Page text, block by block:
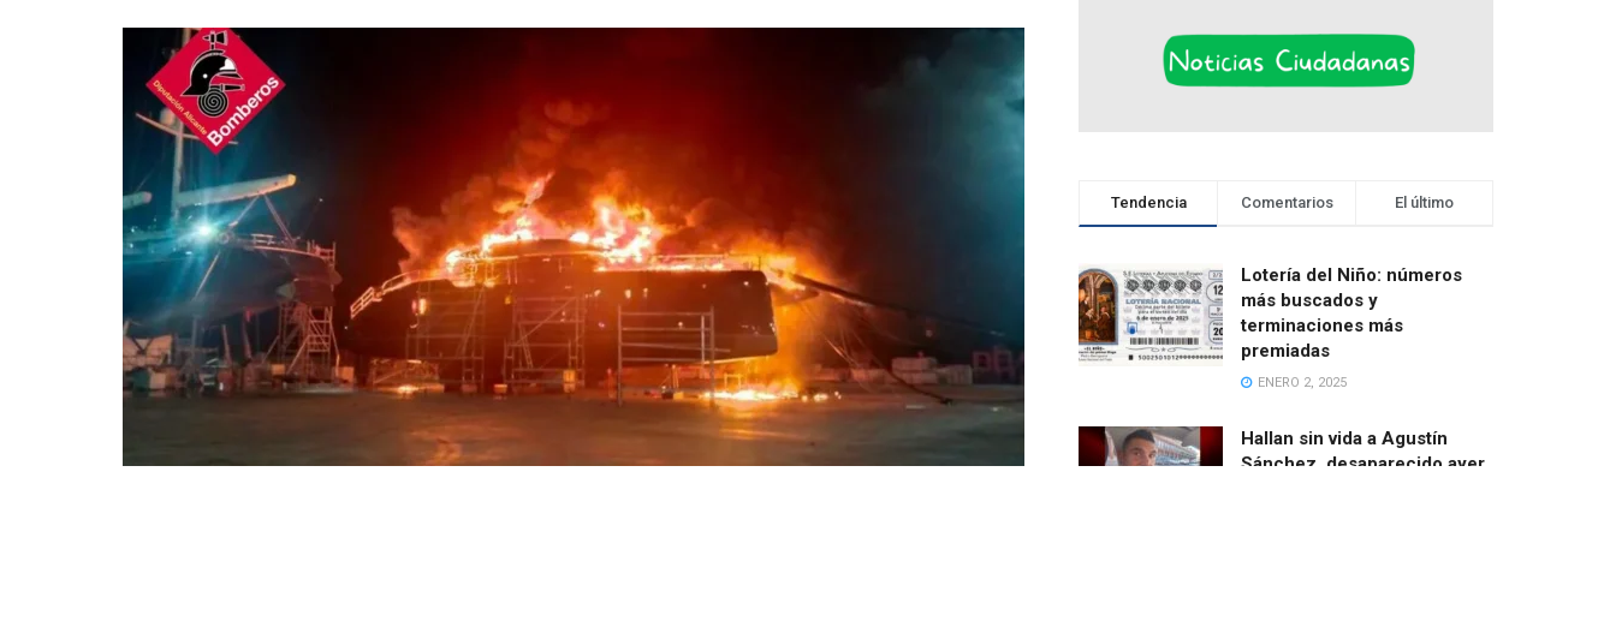
Tendencia Comentarios El último
Lotería del Niño: números
más buscados y
terminaciones más
premiadas
ENERO 2, 2025
Hallan sin vida a Agustín
Sánchez, desaparecido ayer